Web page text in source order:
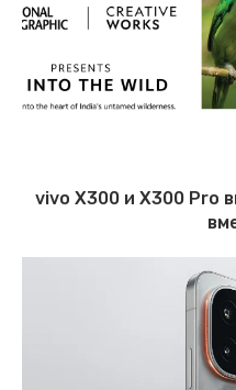
vivo X300 и X300 Pro